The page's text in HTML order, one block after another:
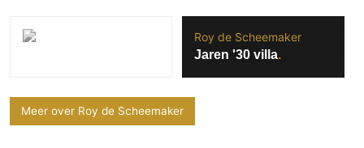
Roy de Scheemaker
Jaren '30 villa
Meer over Roy de Scheemaker